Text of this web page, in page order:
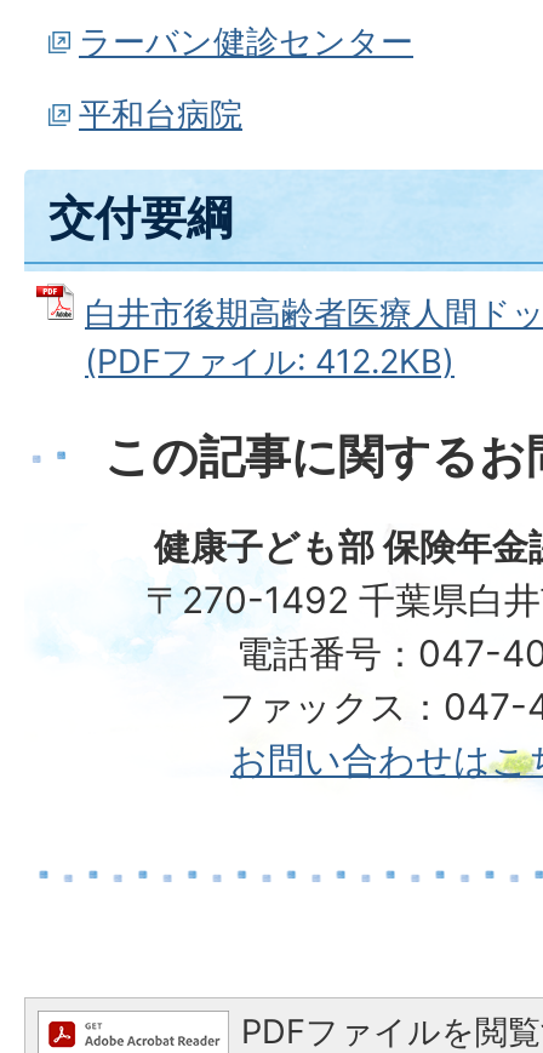
ラーバン健診センター
平和台病院
交付要綱
白井市後期高齢者医療人間ド
(PDFファイル: 412.2KB)
この記事に関する
健康子ども部 保険年金
〒270-1492 千葉県白
電話番号：047-
ファックス：047-
お問い合わせはこ
PDFファイルを閲